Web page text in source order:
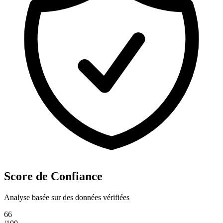
Score de Confiance
Analyse basée sur des données vérifiées
66